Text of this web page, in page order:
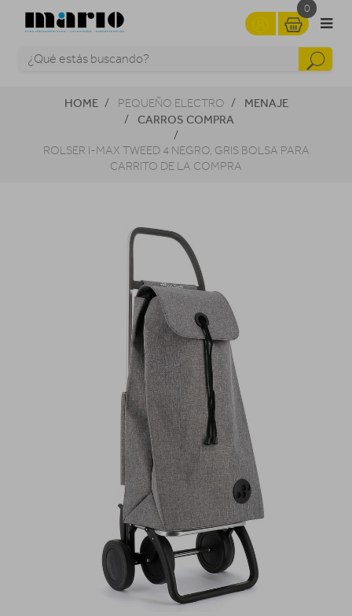
0
HOME PEQUEÑO ELECTRO
MENAJE
CARROS COMPRA
ROLSER I-MAX TWEED 4 NEGRO, GRIS BOLSA PARA
CARRITO DE LA COMPRA